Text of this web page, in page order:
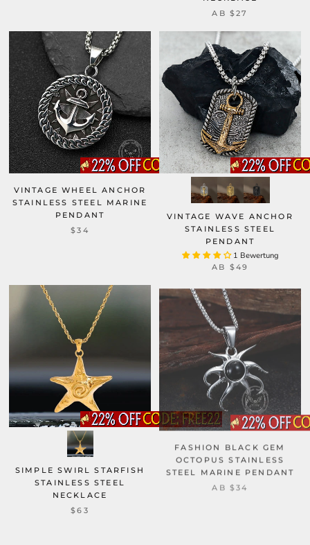
AB $27
VINTAGE WHEEL ANCHOR
STAINLESS STEEL MARINE
PENDANT
$34
VINTAGE WAVE ANCHOR
STAINLESS STEEL
PENDANT
1 Bewertung
AB $49
SIMPLE SWIRL STARFISH
STAINLESS STEEL
NECKLACE
$63
FASHION BLACK GEM
OCTOPUS STAINLESS
STEEL MARINE PENDANT
AB $34